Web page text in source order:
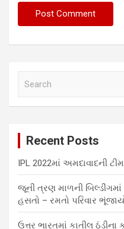
Recent Posts
IPL 2022માં અમદાવાદની
જૂની ત્રણ માળની
હસતો – રમતો પરિવાર
ઉત્તર ભારતમાં કાતીલ